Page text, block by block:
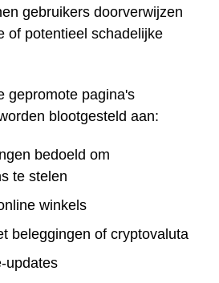
gebruikers doorverwijzen
of potentieel schadelijke
gepromote pagina's
blootgesteld aan:
bedoeld om
te stelen
winkels
beleggingen of cryptovaluta
updates